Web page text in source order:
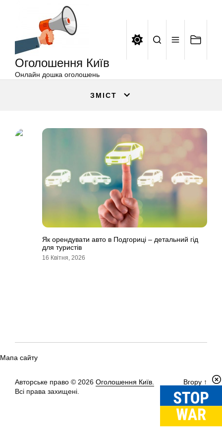
Оголошення Київ
Онлайн дошка оголошень
ЗМІСТ
Як орендувати авто в Подгориці – детальний гід
для туристів
16 Квітня, 2026
Мапа сайту
Авторське право © 2026 Оголошення Київ.
Всі права захищені.
Вгору ↑